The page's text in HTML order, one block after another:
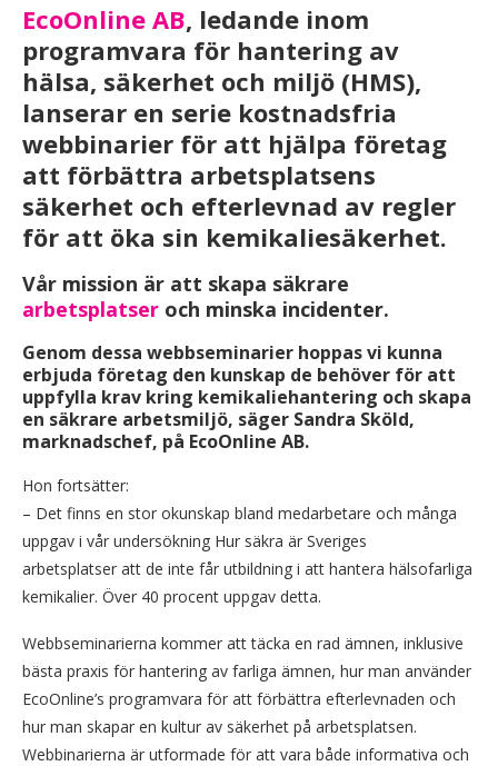
EcoOnline AB, ledande inom
programvara för hantering av
hälsa, säkerhet och miljö (HMS),
lanserar en serie kostnadsfria
webbinarier för att hjälpa företag
att förbättra arbetsplatsens
säkerhet och efterlevnad av regler
för att öka sin kemikaliesäkerhet.
Vår mission är att skapa säkrare
arbetsplatser och minska incidenter.
Genom dessa webbseminarier hoppas vi kunna
erbjuda företag den kunskap de behöver för att
uppfylla krav kring kemikaliehantering och skapa
en säkrare arbetsmiljö, säger Sandra Sköld,
marknadschef, på EcoOnline AB.
Hon fortsätter:
– Det finns en stor okunskap bland medarbetare och många
uppgav i vår undersökning Hur säkra är Sveriges
arbetsplatser att de inte får utbildning i att hantera hälsofarliga
kemikalier. Över 40 procent uppgav detta.
Webbseminarierna kommer att täcka en rad ämnen, inklusive
bästa praxis för hantering av farliga ämnen, hur man använder
EcoOnline’s programvara för att förbättra efterlevnaden och
hur man skapar en kultur av säkerhet på arbetsplatsen.
Webbinarierna är utformade för att vara både informativa och